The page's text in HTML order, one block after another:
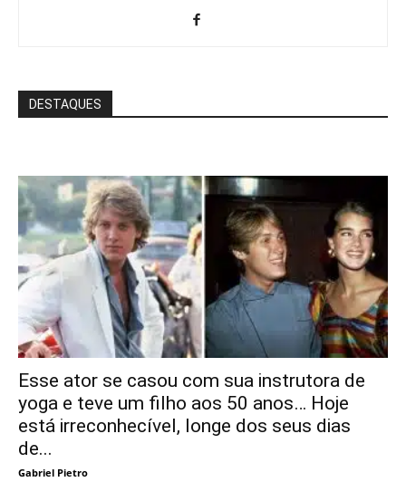
DESTAQUES
Esse ator se casou com sua instrutora de
yoga e teve um filho aos 50 anos… Hoje
está irreconhecível, longe dos seus dias
de...
Gabriel Pietro